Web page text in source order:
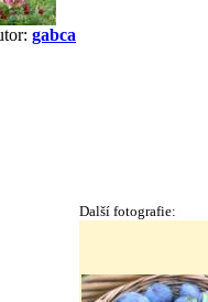
gabca
Další fotografie: